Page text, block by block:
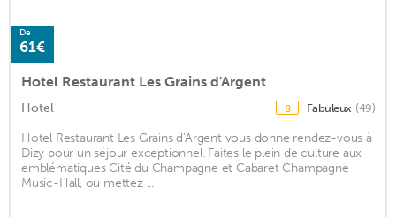
De
61€
Hotel Restaurant Les Grains d'Argent
Hotel 8 Fabuleux (49)
Hotel Restaurant Les Grains d'Argent vous donne rendez-vous à
Dizy pour un séjour exceptionnel. Faites le plein de culture aux
emblématiques Cité du Champagne et Cabaret Champagne
Music-Hall, ou mettez ...